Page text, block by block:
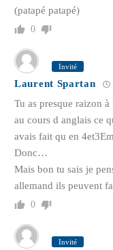
(patapé patapé)
0
Invité
Laurent Spartan
Tu as presque raizon à
au cours d anglais ce
avais fait qu en
Donc…
Mais bon tu sais je
allemand ils peuvent
0
Invité